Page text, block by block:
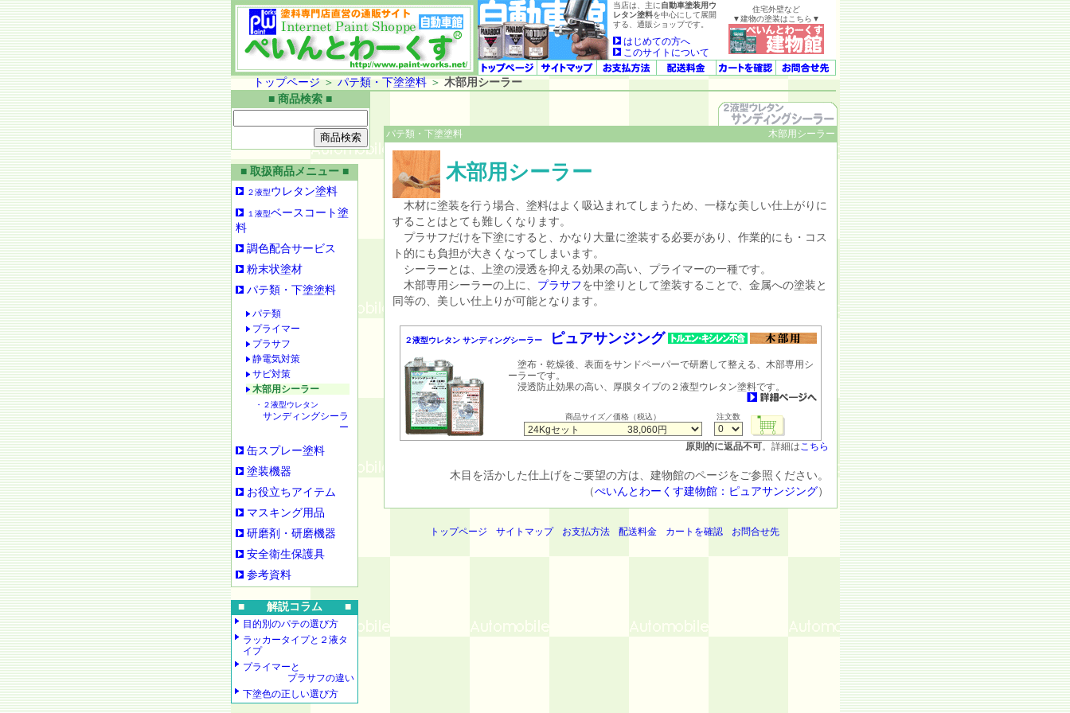
当店は、主に自動車塗装用ウ
レタン塗料を中心にして展開
する、通販ショップです。
はじめての方へ
このサイトについて
住宅外壁など
▼建物の塗装はこちら▼
トップページ ＞ パテ類・下塗塗料＞ 木部用シーラー
■ 商品検索 ■
■ 取扱商品メニュー ■
２液型ウレタン塗料
１液型ベースコート塗
料
調色配合サービス
粉末状塗材
パテ類・下塗塗料
パテ類
プライマー
プラサフ
静電気対策
サビ対策
木部用シーラー
・２液型ウレタン
サンディングシーラ
ー
缶スプレー塗料
塗装機器
お役立ちアイテム
マスキング用品
研磨剤・研磨機器
安全衛生保護具
参考資料
■ 解説コラム ■
目的別のパテの選び方
ラッカータイプと２液タ
イプ
プライマーと
プラサフの違い
下塗色の正しい選び方
パテ類・下塗塗料 木部用シーラー
木部用シーラー
木材に塗装を行う場合、塗料はよく吸込まれてしまうため、一様な美しい仕上がりに
することはとても難しくなります。
プラサフだけを下塗にすると、かなり大量に塗装する必要があり、作業的にも・コス
ト的にも負担が大きくなってしまいます。
シーラーとは、上塗の浸透を抑える効果の高い、プライマーの一種です。
木部専用シーラーの上に、 プラサフを中塗りとして塗装することで、金属への塗装と
同等の、美しい仕上りが可能となります。
２液型ウレタン サンディングシーラー ピュアサンジング
塗布・乾燥後、表面をサンドペーパーで研磨して整える、木部専用シ
ーラーです。
浸透防止効果の高い、厚膜タイプの２液型ウレタン塗料です。
商品サイズ／価格（税込） 注文数
原則的に返品不可。詳細はこちら
木目を活かした仕上げをご要望の方は、建物館のページをご参照ください。
（ぺいんとわーくす建物館：ピュアサンジング）
トップページ サイトマップ お支払方法 配送料金 カートを確認 お問合せ先